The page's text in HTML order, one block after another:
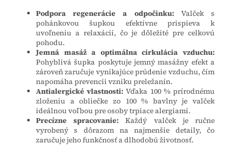
Podpora regenerácie a odpočinku:Valček s
pohánkovou šupkou efektívne prispieva k
uvoľneniu a relaxácii, čo je dôležité pre celkovú
pohodu.
Jemná masáž a optimálna cirkulácia vzduchu:
Pohyblivá šupka poskytuje jemný masážny efekt a
zároveň zaručuje vynikajúce prúdenie vzduchu, čím
napomáha prevencii vzniku preležanín.
Antialergické vlastnosti: Vďaka 100 % prírodnému
zloženiu a obliečke zo 100 % bavlny je valček
ideálnou voľbou pre osoby trpiace alergiami.
Precízne spracovanie: Každý valček je ručne
vyrobený s dôrazom na najmenšie detaily, čo
zaručuje jeho funkčnosť a dlhodobú životnosť.